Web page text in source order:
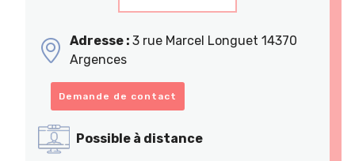
Adresse : 3 rue Marcel Longuet 14370
Argences
Demande de contact
Possible à distance